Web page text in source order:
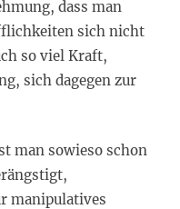
dass man
sich nicht
so viel Kraft,
sich dagegen zur
man sowieso schon
manipulatives